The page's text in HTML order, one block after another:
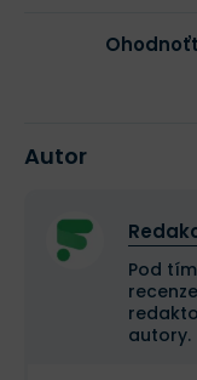
Autor
Pod
autory.